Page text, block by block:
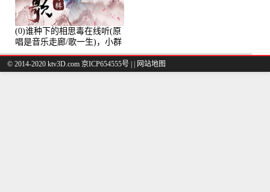
(0)谁种下的相思毒在线听(原
唱是音乐走廊/歌一生)，小群
演唱点播:8975次
© 2014-2020 ktv3D.com 京ICP654555号 | | 网站地图